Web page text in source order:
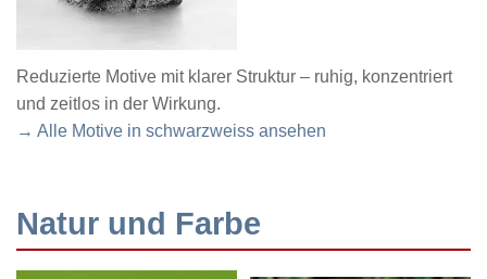
Reduzierte Motive mit klarer Struktur – ruhig, konzentriert
und zeitlos in der Wirkung.
→ Alle Motive in schwarzweiss ansehen
Natur und Farbe